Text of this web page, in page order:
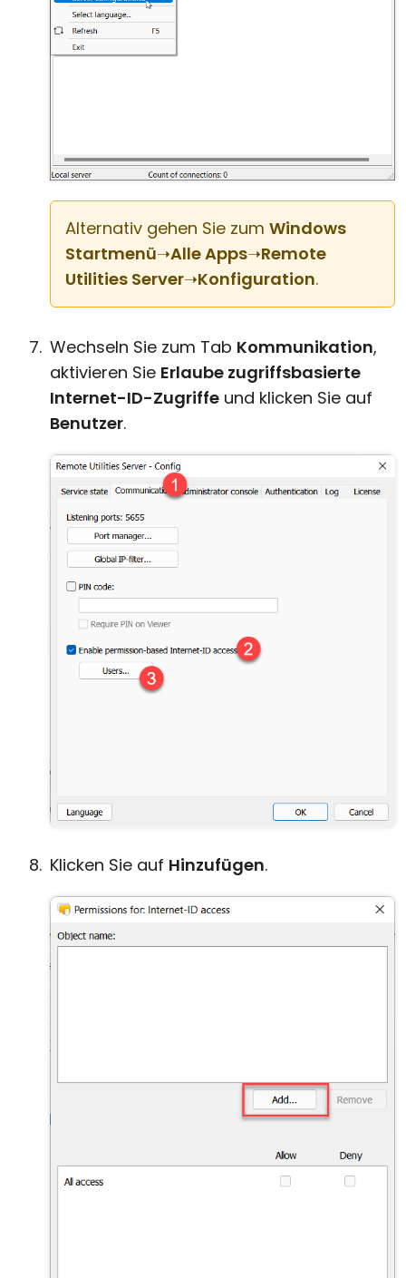
Alternativ gehen Sie zum Windows
Startmenü➝Alle Apps➝Remote
Utilities Server➝Konfiguration.
Wechseln Sie zum Tab Kommunikation,
aktivieren Sie Erlaube zugriffsbasierte
Internet-ID-Zugriffe und klicken Sie auf
Benutzer.
Klicken Sie auf Hinzufügen.